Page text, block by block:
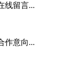
线留言...
作意向...